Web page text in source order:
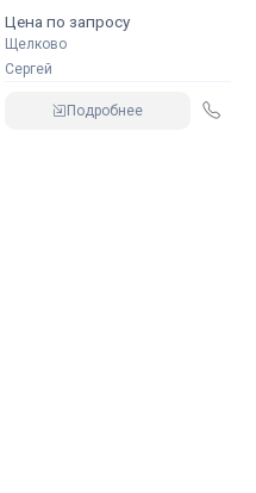
Цена по запросу
Щелково
Сергей
Подробнее